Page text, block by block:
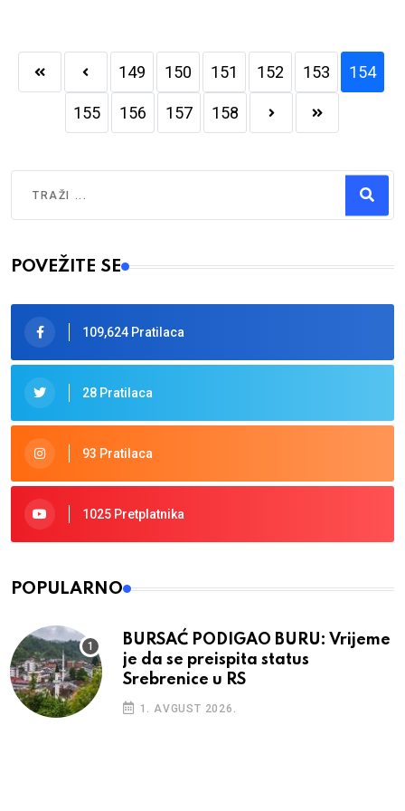
149 150 151 152 153 154
155 156 157 158
Type 2 or more characters for results.
POVEŽITE SE
109,624 Pratilaca
28 Pratilaca
93 Pratilaca
1025 Pretplatnika
POPULARNO
BURSAĆ PODIGAO BURU: Vrijeme
je da se preispita status
Srebrenice u RS
1. AVGUST 2026.